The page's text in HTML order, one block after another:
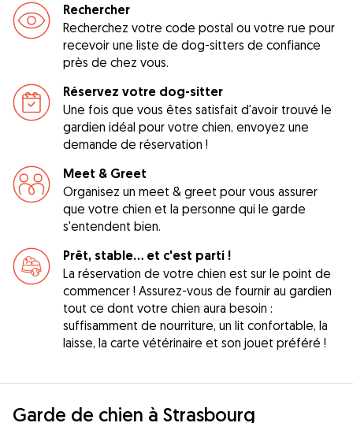
Rechercher
Recherchez votre code postal ou votre rue pour
recevoir une liste de dog-sitters de confiance
près de chez vous.
Réservez votre dog-sitter
Une fois que vous êtes satisfait d'avoir trouvé le
gardien idéal pour votre chien, envoyez une
demande de réservation !
Meet & Greet
Organisez un meet & greet pour vous assurer
que votre chien et la personne qui le garde
s'entendent bien.
Prêt, stable... et c'est parti !
La réservation de votre chien est sur le point de
commencer ! Assurez-vous de fournir au gardien
tout ce dont votre chien aura besoin :
suffisamment de nourriture, un lit confortable, la
laisse, la carte vétérinaire et son jouet préféré !
Garde de chien à Strasbourg